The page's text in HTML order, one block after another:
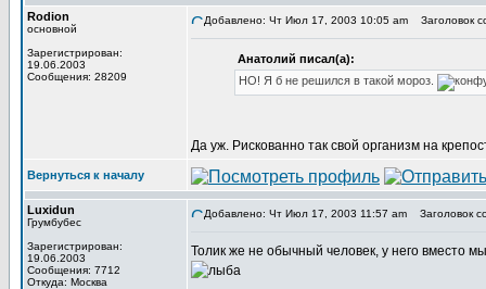
Rodion
основной
Зарегистрирован:
19.06.2003
Сообщения: 28209
Добавлено: Чт Июл 17, 2003 10:05 am Заголовок
Анатолий писал(а):
НО! Я б не решился в такой мороз.
Да уж. Рискованно так свой организм на
Вернуться к началу
Luxidun
Грумбубес
Зарегистрирован:
19.06.2003
Сообщения: 7712
Откуда: Москва
Добавлено: Чт Июл 17, 2003 11:57 am Заголовок
Толик же не обычный человек, у него вместо